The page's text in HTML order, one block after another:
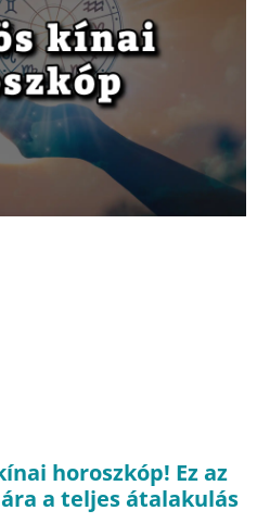
horoszkóp! Ez az
a teljes átalakulás